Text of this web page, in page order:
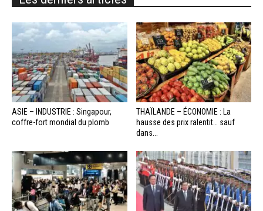
ASIE – INDUSTRIE : Singapour,
coffre-fort mondial du plomb
THAÏLANDE – ÉCONOMIE : La
hausse des prix ralentit… sauf
dans...